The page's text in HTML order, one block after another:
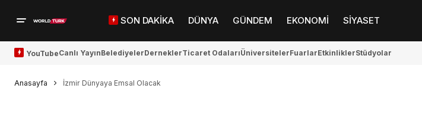
SON DAKİKA DÜNYA GÜNDEM EKONOMİ SİYASET
YouTubeCanlı YayınBelediyelerDerneklerTicaret OdalarıÜniversitelerFuarlarEtkinliklerStüdyolar
Anasayfa İzmir Dünyaya Emsal Olacak